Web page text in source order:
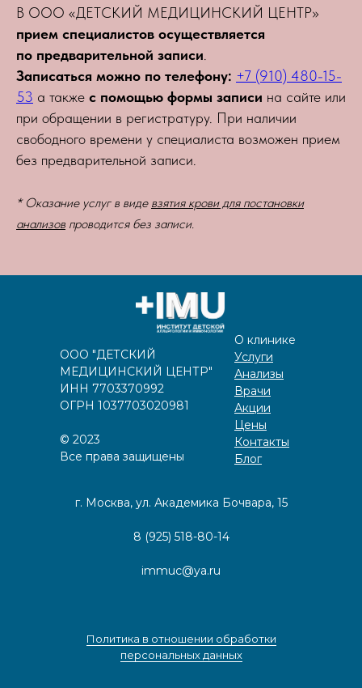
В ООО «ДЕТСКИЙ МЕДИЦИНСКИЙ ЦЕНТР»
прием специалистов осуществляется
по предварительной записи
Записаться можно по телефону: +7 (910) 480-15-
53 а также с помощью формы записи на сайте или
при обращении в регистратуру. При наличии
свободного времени у специалиста возможен прием
без предварительной записи.
* Оказание услуг в виде взятия крови для постановки
анализов проводится без записи.
г. Москва, ул. Академика Бочвара, 15
8 (925) 518-80-14
immuc@ya.ru
Политика в отношении обработки
персональных данных
ООО "ДЕТСКИЙ
МЕДИЦИНСКИЙ ЦЕНТР"
ИНН 7703370992
ОГРН 1037703020981
©️ 2023
Все права защищены
О клинике
Услуги
Анализы
Врачи
Акции
Цены
Контакты
Блог